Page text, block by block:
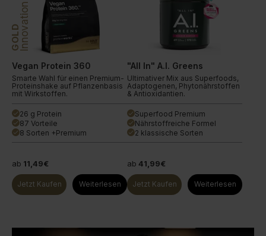
GOLDInnovation
Vegan Protein 360
Smarte Wahl für einen Premium-
Proteinshake auf Pflanzenbasis
mit Wirkstoffen.
done 26 g Protein
done 87 Vorteile
done 8 Sorten +Premium
ab 11,49€
Jetzt Kaufen Weiterlesen
"All In" A.I. Greens
Ultimativer Mix aus Superfoods,
Adaptogenen, Phytonährstoffen
& Antioxidantien.
done Superfood Premium
done Nährstoffreiche Formel
done 2 klassische Sorten
ab 41,99€
Jetzt Kaufen Weiterlesen